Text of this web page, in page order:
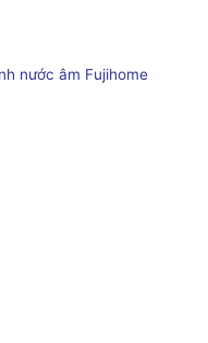
nước âm Fujihome